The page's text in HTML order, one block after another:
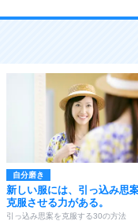
こ
自分磨き
新しい服には、引っ込み思
克服させる力がある。
引っ込み思案を克服する30の方法